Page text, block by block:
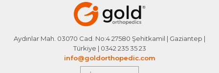
Aydınlar Mah. 03070 Cad. No:4 27580 Şehitkamil | Gaziantep |
Türkiye | 0342 235 35 23
info@goldorthopedic.com